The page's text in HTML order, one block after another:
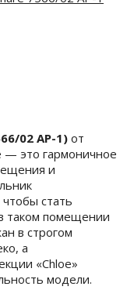
02 AP-1) от
— это гармоничное
и
стать
таком помещении
в строгом
а
«Chloe»
модели.